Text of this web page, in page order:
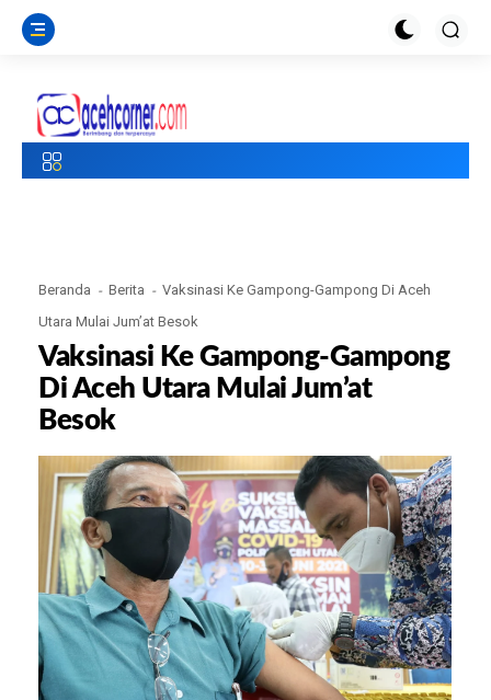
Beranda Berita
Vaksinasi Ke Gampong-Gampong Di Aceh
Utara Mulai Jum’at Besok
Vaksinasi Ke Gampong-Gampong
Di Aceh Utara Mulai Jum’at
Besok